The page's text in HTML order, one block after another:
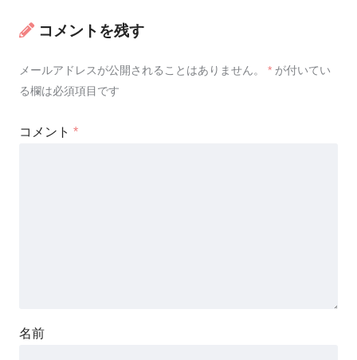
コメントを残す
メールアドレスが公開されることはありません。 * が付いてい
る欄は必須項目です
コメント *
名前